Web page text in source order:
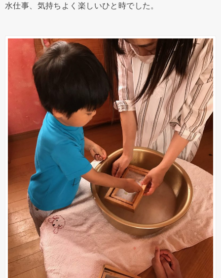
水仕事、気持ちよく楽しいひと時でした。